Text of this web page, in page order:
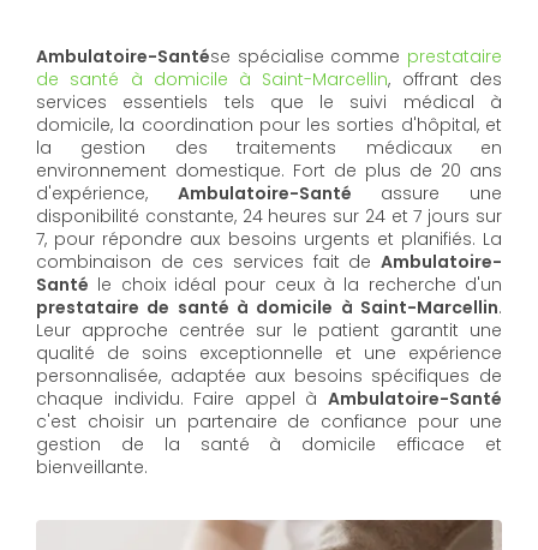
Ambulatoire-Santése spécialise comme prestataire
de santé à domicile à Saint-Marcellin, offrant des
services essentiels tels que le suivi médical à
domicile, la coordination pour les sorties d'hôpital, et
la gestion des traitements médicaux en
environnement domestique. Fort de plus de 20 ans
d'expérience, Ambulatoire-Santé assure une
disponibilité constante, 24 heures sur 24 et 7 jours sur
7, pour répondre aux besoins urgents et planifiés. La
combinaison de ces services fait de Ambulatoire-
Santé le choix idéal pour ceux à la recherche d'un
prestataire de santé à domicile à Saint-Marcellin.
Leur approche centrée sur le patient garantit une
qualité de soins exceptionnelle et une expérience
personnalisée, adaptée aux besoins spécifiques de
chaque individu. Faire appel à Ambulatoire-Santé
c'est choisir un partenaire de confiance pour une
gestion de la santé à domicile efficace et
bienveillante.